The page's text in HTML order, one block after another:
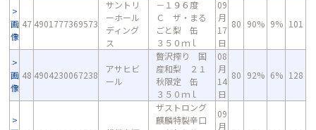
画
像
47 4901777369573
サントリ
ーホール
ディング
ス
－１９６度
Ｃ ザ・まる
ごと梨 缶
３５０ｍｌ
09
月
17
日
80 90% 9% 101
画
像
48 4904230067238
アサヒビ
ール
贅沢搾り 国
産和梨 ２１
秋限定 缶
３５０ｍｌ
08
月
14
日
80 92% 6% 128
ザストロング
麒麟特製辛口
09
月